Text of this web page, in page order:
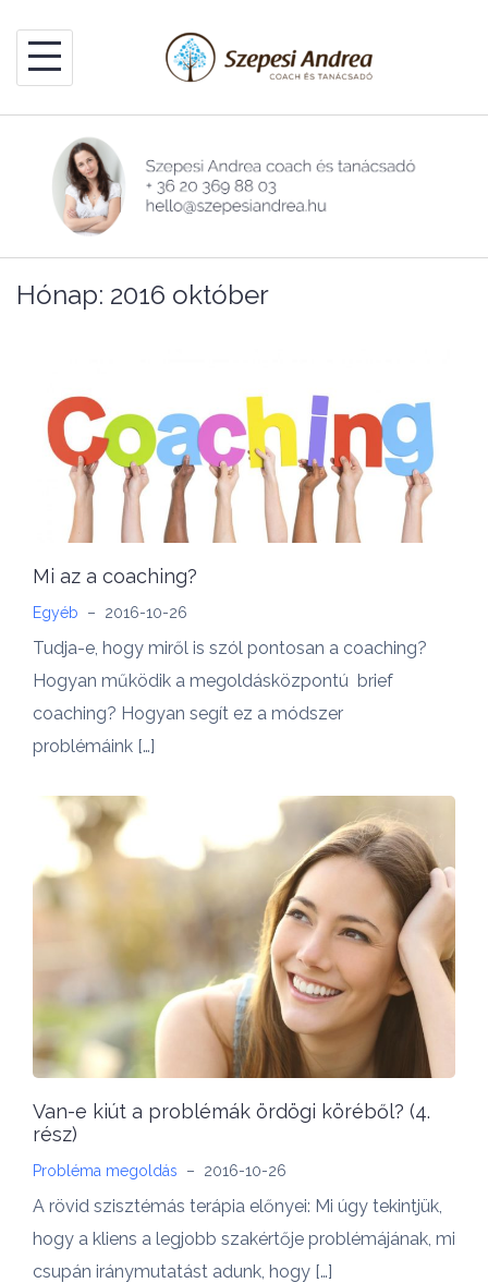
content
Hónap: 2016 október
Mi az a coaching?
Egyéb – 2016-10-26
Tudja-e, hogy miről is szól pontosan a coaching?
Hogyan működik a megoldásközpontú brief
coaching? Hogyan segít ez a módszer
problémáink […]
Van-e kiút a problémák ördögi köréből? (4.
rész)
Probléma megoldás – 2016-10-26
A rövid szisztémás terápia előnyei: Mi úgy tekintjük,
hogy a kliens a legjobb szakértője problémájának, mi
csupán iránymutatást adunk, hogy […]